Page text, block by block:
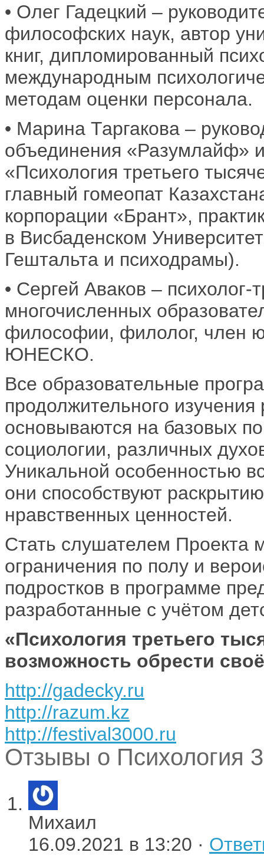
• Олег Гадецкий –
философских наук, автор
книг, дипломированный
международным
методам оценки персонала.
• Марина Таргакова –
объединения «Разумлайф»
«Психология третьего
главный гомеопат
корпорации «Брант»,
в Висбаденском
Гештальта и психодрамы).
• Сергей Аваков – психолог-
многочисленных
философии, филолог, член
ЮНЕСКО.
Все образовательные
продолжительного
основываются на базовых
социологии, различных
Уникальной особенностью
они способствуют
нравственных ценностей.
Стать слушателем Проекта
ограничения по полу и
подростков в программе
разработанные с учётом
«Психология третьего
возможность обрести
http://gadecky.ru
http://razum.kz
http://festival3000.ru
Отзывы о Психология
Михаил
16.09.2021 в 13:20 ·